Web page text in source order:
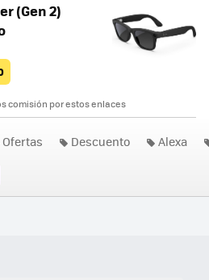
(Gen 2)
comisión por estos enlaces
Ofertas Descuento Alexa